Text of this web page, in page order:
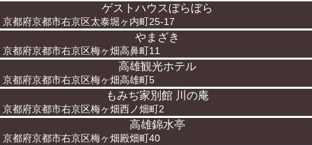
ゲストハウスぼらぼら
京都府京都市右京区太泰堀ヶ内町25-17
やまざき
京都府京都市右京区梅ヶ畑高鼻町11
高雄観光ホテル
京都府京都市右京区梅ヶ畑高雄町5
もみぢ家別館 川の庵
京都府京都市右京区梅ヶ畑西ノ畑町2
高雄錦水亭
京都府京都市右京区梅ヶ畑殿畑町40